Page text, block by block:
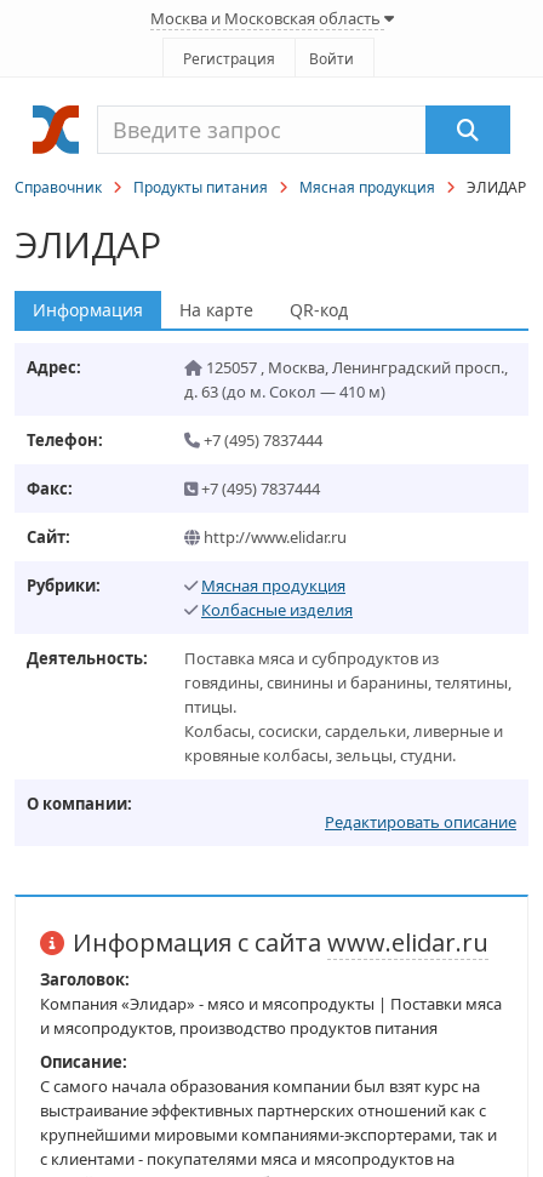
Москва и Московская область
Регистрация Войти
Справочник Продукты питания Мясная продукция ЭЛИДАР
ЭЛИДАР
Информация На карте QR-код
Адрес: 125057 , Москва,Ленинградский просп.,
д. 63(до м. Сокол — 410 м)
Телефон: +7 (495) 7837444
Факс: +7 (495) 7837444
Сайт: http://www.elidar.ru
Рубрики:
Мясная продукция
Колбасные изделия
Деятельность:
Поставка мяса и субпродуктов из
говядины, свинины и баранины, телятины,
птицы.
Колбасы, сосиски, сардельки, ливерные и
кровяные колбасы, зельцы, студни.
О компании:
Редактировать описание
Информация с сайта www.elidar.ru
Заголовок:
Компания «Элидар» - мясо и мясопродукты | Поставки мяса
и мясопродуктов, производство продуктов питания
Описание:
С самого начала образования компании был взят курс на
выстраивание эффективных партнерских отношений как с
крупнейшими мировыми компаниями-экспортерами, так и
с клиентами - покупателями мяса и мясопродуктов на